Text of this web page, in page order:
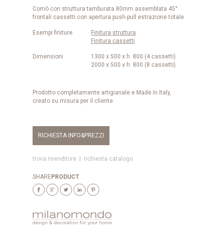
Comò con struttura tamburata 80mm assemblata 45°
frontali cassetti con apertura push-pull estrazione totale
Esempi finiture
Finitura struttura
Finitura cassetti
Dimensioni
1300 x 500 x h. 800 (4 cassetti)
2000 x 500 x h. 800 (8 cassetti)
Prodotto completamente artigianale e Made In Italy,
creato su misura per il cliente
RICHIESTA INFO&PREZZI
trova rivenditore richiesta catalogo
SHAREPRODUCT